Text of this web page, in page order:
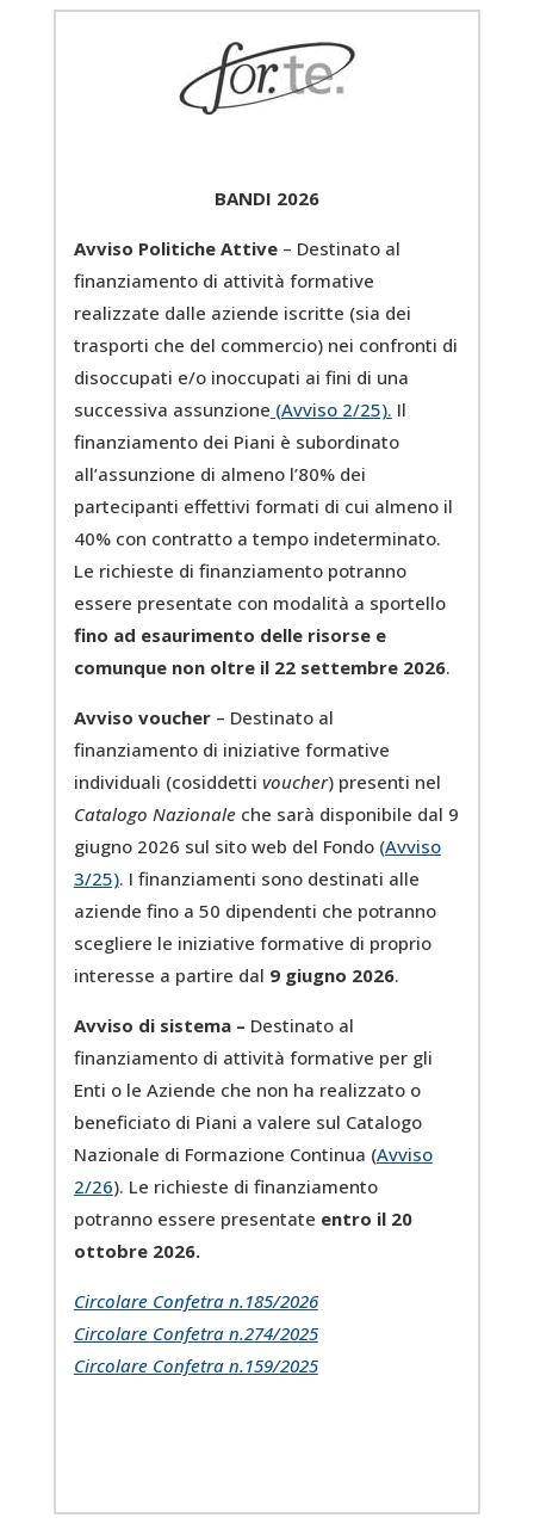
BANDI 2026
Avviso Politiche Attive– Destinato al
finanziamento di attività formative
realizzate dalle aziende iscritte (sia dei
trasporti che del commercio) nei confronti di
disoccupati e/o inoccupati ai fini di una
successiva assunzione (Avviso 2/25). Il
finanziamento dei Piani è subordinato
all’assunzione di almeno l’80% dei
partecipanti effettivi formati di cui almeno il
40% con contratto a tempo indeterminato.
Le richieste di finanziamento potranno
essere presentate con modalità a sportello
fino ad esaurimento delle risorse e
comunque non oltre il 22 settembre 2026.
Avviso voucher– Destinato al
finanziamento di iniziative formative
individuali (cosiddetti voucher) presenti nel
Catalogo Nazionaleche sarà disponibile dal 9
giugno 2026 sul sito web del Fondo (Avviso
3/25). I finanziamenti sono destinati alle
aziende fino a 50 dipendenti che potranno
scegliere le iniziative formative di proprio
interesse a partire dal 9 giugno 2026.
Avviso di sistema – Destinato al
finanziamento di attività formative per gli
Enti o le Aziende che non ha realizzato o
beneficiato di Piani a valere sul Catalogo
Nazionale di Formazione Continua (Avviso
2/26). Le richieste di finanziamento
potranno essere presentate entro il 20
ottobre 2026.
Circolare Confetra n.185/2026
Circolare Confetra n.274/2025
Circolare Confetra n.159/2025